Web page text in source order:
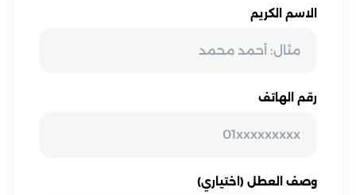
الاسم الكريم
رقم الهاتف
وصف العطل (اختياري)